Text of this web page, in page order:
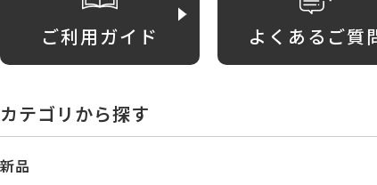
ご利用ガイド よくあるご質
カテゴリから探す
新品